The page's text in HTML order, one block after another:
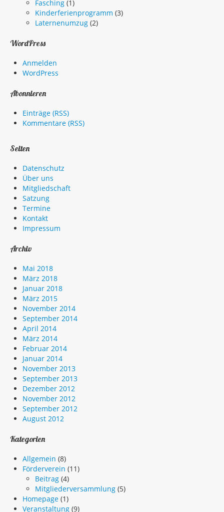
Fasching (1)
Kinderferienprogramm (3)
Laternenumzug (2)
WordPress
Anmelden
WordPress
Abonnieren
Einträge (RSS)
Kommentare (RSS)
Seiten
Datenschutz
Über uns
Mitgliedschaft
Satzung
Termine
Kontakt
Impressum
Archiv
Mai 2018
März 2018
Januar 2018
März 2015
November 2014
September 2014
April 2014
März 2014
Februar 2014
Januar 2014
November 2013
September 2013
Dezember 2012
November 2012
September 2012
August 2012
Kategorien
Allgemein (8)
Förderverein (11)
Beitrag (4)
Mitgliederversammlung (5)
Homepage (1)
Veranstaltung (9)